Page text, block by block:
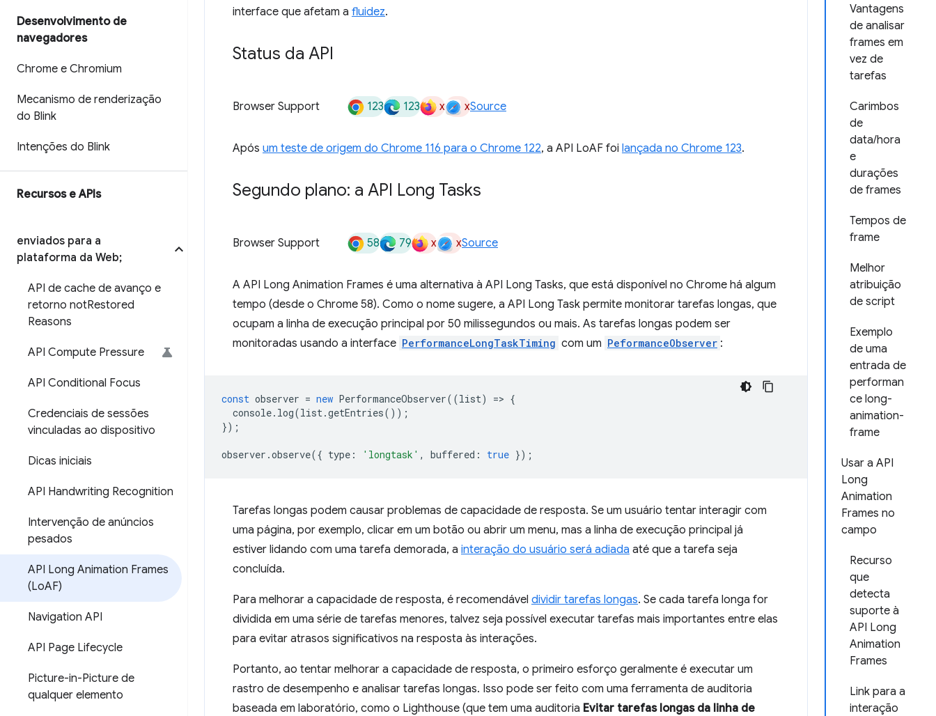
Desenvolvimento de
navegadores
Chrome e Chromium
Mecanismo de renderização
do Blink
Intenções do Blink
Recursos e APIs
enviados para a
plataforma da Web;
API de cache de avanço e
retorno notRestored
Reasons
API Compute Pressure
API Conditional Focus
Credenciais de sessões
vinculadas ao dispositivo
Dicas iniciais
API Handwriting Recognition
Intervenção de anúncios
pesados
API Long Animation Frames
(LoAF)
Navigation API
API Page Lifecycle
Picture-in-Picture de
qualquer elemento
Vantagens
de analisar
frames em
vez de
tarefas
Carimbos
de
data/hora
e
durações
de frames
Tempos de
frame
Melhor
atribuição
de script
Exemplo
de uma
entrada de
performan
ce long-
animation-
frame
Usar a API
Long
Animation
Frames no
campo
Recurso
que
detecta
suporte à
API Long
Animation
Frames
Link para a
interação
interface que afetam a fluidez.
Status da API
Browser Support 123 123 x xSource
Após um teste de origem do Chrome 116 para o Chrome 122, a API LoAF foi lançada no Chrome 123.
Segundo plano: a API Long Tasks
Browser Support 58 79 x xSource
A API Long Animation Frames é uma alternativa à API Long Tasks, que está disponível no Chrome há algum
tempo (desde o Chrome 58). Como o nome sugere, a API Long Task permite monitorar tarefas longas, que
ocupam a linha de execução principal por 50 milissegundos ou mais. As tarefas longas podem ser
monitoradas usando a interface PerformanceLongTaskTiming com um PeformanceObserver :
const observer = new PerformanceObserver((list) => {
console. log(list.getEntries());
});
observer .observe({ type : 'longtask' , buffered : true });
Tarefas longas podem causar problemas de capacidade de resposta. Se um usuário tentar interagir com
uma página, por exemplo, clicar em um botão ou abrir um menu, mas a linha de execução principal já
estiver lidando com uma tarefa demorada, a interação do usuário será adiada até que a tarefa seja
concluída.
Para melhorar a capacidade de resposta, é recomendável dividir tarefas longas. Se cada tarefa longa for
dividida em uma série de tarefas menores, talvez seja possível executar tarefas mais importantes entre elas
para evitar atrasos significativos na resposta às interações.
Portanto, ao tentar melhorar a capacidade de resposta, o primeiro esforço geralmente é executar um
rastro de desempenho e analisar tarefas longas. Isso pode ser feito com uma ferramenta de auditoria
baseada em laboratório, como o Lighthouse (que tem uma auditoria Evitar tarefas longas da linha de